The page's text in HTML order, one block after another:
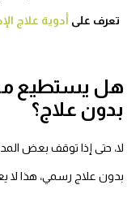
تعرف على أدوية علاج
هل يستطيع
بدون علاج؟
لا، حتى إذا توقف بعض
بدون علاج رسمي، هذا لا